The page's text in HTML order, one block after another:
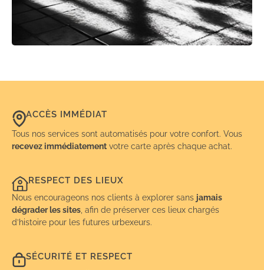
ACCÈS IMMÉDIAT
Tous nos services sont automatisés pour votre confort. Vous
recevez immédiatement votre carte après chaque achat.
RESPECT DES LIEUX
Nous encourageons nos clients à explorer sans jamais
dégrader les sites , afin de préserver ces lieux chargés
d’histoire pour les futures urbexeurs.
SÉCURITÉ ET RESPECT